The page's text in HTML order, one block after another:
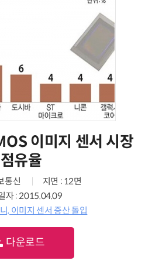
이미지 센서 시장
점유율
통신
지면 : 12면
자 : 2015.04.09
, 이미지 센서 증산 돌입
다운로드